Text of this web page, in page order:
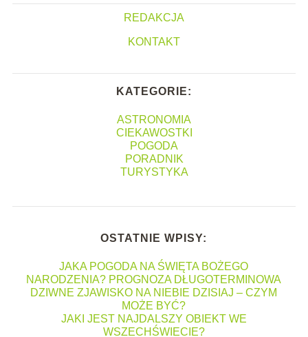
REDAKCJA
KONTAKT
KATEGORIE:
ASTRONOMIA
CIEKAWOSTKI
POGODA
PORADNIK
TURYSTYKA
OSTATNIE WPISY:
JAKA POGODA NA ŚWIĘTA BOŻEGO
NARODZENIA? PROGNOZA DŁUGOTERMINOWA
DZIWNE ZJAWISKO NA NIEBIE DZISIAJ – CZYM
MOŻE BYĆ?
JAKI JEST NAJDALSZY OBIEKT WE
WSZECHŚWIECIE?